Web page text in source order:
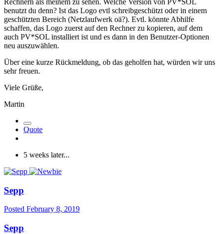
Rechnern als meinem zu sehen. Welche Version von PV*SOL
benutzt du denn? Ist das Logo evtl schreibgeschützt oder in einem
geschützten Bereich (Netzlaufwerk oä?). Evtl. könnte Abhilfe
schaffen, das Logo zuerst auf den Rechner zu kopieren, auf dem
auch PV*SOL installiert ist und es dann in den Benutzer-Optionen
neu auszuwählen.
Über eine kurze Rückmeldung, ob das geholfen hat, würden wir uns
sehr freuen.
Viele Grüße,
Martin
Quote
5 weeks later...
Sepp
Posted February 8, 2019
Sepp